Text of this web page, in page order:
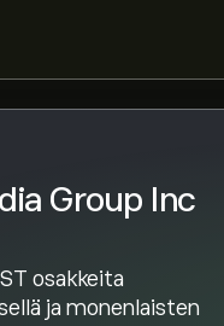
Group Inc
osakkeita
ja monenlaisten
koskien NXST